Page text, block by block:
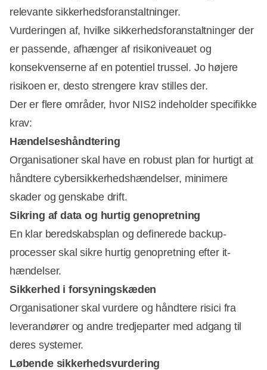
relevante sikkerhedsforanstaltninger.
Vurderingen af, hvilke sikkerhedsforanstaltninger der
er passende, afhænger af risikoniveauet og
konsekvenserne af en potentiel trussel. Jo højere
risikoen er, desto strengere krav stilles der.
Der er flere områder, hvor NIS2 indeholder specifikke
krav:
Hændelseshåndtering
Organisationer skal have en robust plan for hurtigt at
håndtere cybersikkerhedshændelser, minimere
skader og genskabe drift.
Sikring af data og hurtig genopretning
En klar beredskabsplan og definerede backup-
processer skal sikre hurtig genopretning efter it-
hændelser.
Sikkerhed i forsyningskæden
Organisationer skal vurdere og håndtere risici fra
leverandører og andre tredjeparter med adgang til
deres systemer.
Løbende sikkerhedsvurdering